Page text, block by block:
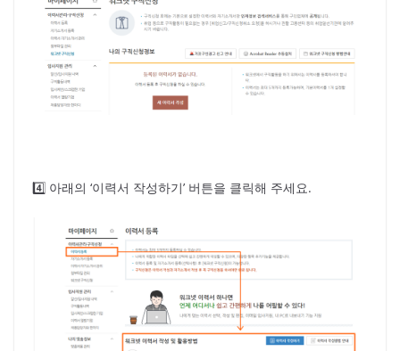
4️⃣ 아래의 ‘이력서 작성하기’ 버튼을 클릭해 주세요.